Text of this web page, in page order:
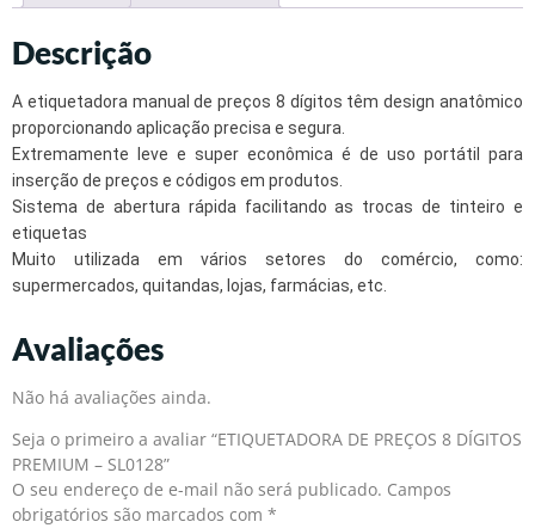
Descrição
A etiquetadora manual de preços 8 dígitos têm design anatômico
proporcionando aplicação precisa e segura.
Extremamente leve e super econômica é de uso portátil para
inserção de preços e códigos em produtos.
Sistema de abertura rápida facilitando as trocas de tinteiro e
etiquetas
Muito utilizada em vários setores do comércio, como:
supermercados, quitandas, lojas, farmácias, etc.
Avaliações
Não há avaliações ainda.
Seja o primeiro a avaliar “ETIQUETADORA DE PREÇOS 8 DÍGITOS
PREMIUM – SL0128”
O seu endereço de e-mail não será publicado. Campos
obrigatórios são marcados com *